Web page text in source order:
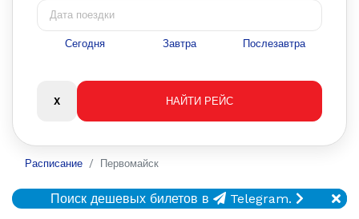
Сегодня Завтра Послезавтра
Расписание Первомайск
Поиск дешевых билетов в Telegram.